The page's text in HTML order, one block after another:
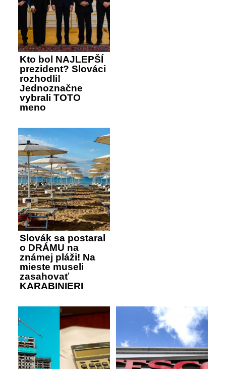
Kto bol NAJLEPŠÍ
prezident? Slováci
rozhodli!
Jednoznačne
vybrali TOTO
meno
Slovák sa postaral
o DRÁMU na
známej pláži! Na
mieste museli
zasahovať
KARABINIERI